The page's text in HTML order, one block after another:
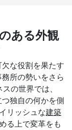
ある外観
な役割を果たす
所の勢いをさら
の世界では、
独自の何かを側
リッシュな建築
る上で変革をも